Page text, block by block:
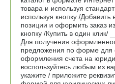
товара и используя
используя кнопку /
позиции и оформить заказ
кнопку /Купить в один клик/
Для получения
предложения по форме для
оформления счета на
воспользуйтесь любым из
укажите / приложите